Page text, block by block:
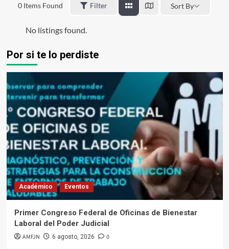
0 Items Found Filter Sort By
No listings found.
Por si te lo perdiste
Académico Eventos
Primer Congreso Federal de Oficinas de Bienestar
Laboral del Poder Judicial
AMFJN 6 agosto, 2026 0